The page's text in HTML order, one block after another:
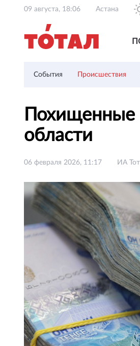
09 августа, 18:06 Астана
События Происшествия
Похищенные
области
06 февраля 2026, 11:17 ИА